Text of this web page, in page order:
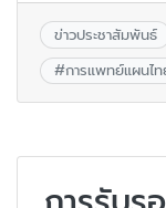
ข่าวประชาสัมพันธ์
#การแพทย์แผนไ